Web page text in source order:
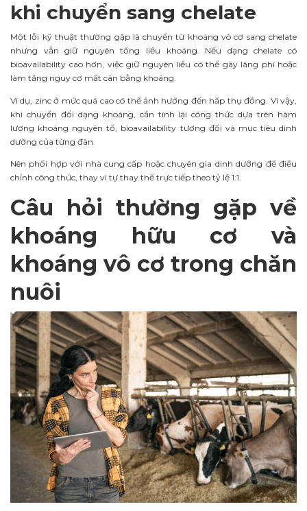
khi chuyển sang chelate
Một lỗi kỹ thuật thường gặp là chuyển từ khoáng vô cơ sang chelate
nhưng vẫn giữ nguyên tổng liều khoáng. Nếu dạng chelate có
bioavailability cao hơn, việc giữ nguyên liều có thể gây lãng phí hoặc
làm tăng nguy cơ mất cân bằng khoáng.
Ví dụ, zinc ở mức quá cao có thể ảnh hưởng đến hấp thụ đồng. Vì vậy,
khi chuyển đổi dạng khoáng, cần tính lại công thức dựa trên hàm
lượng khoáng nguyên tố, bioavailability tương đối và mục tiêu dinh
dưỡng của từng đàn.
Nên phối hợp với nhà cung cấp hoặc chuyên gia dinh dưỡng để điều
chỉnh công thức, thay vì tự thay thế trực tiếp theo tỷ lệ 1:1.
Câu hỏi thường gặp về
khoáng hữu cơ và
khoáng vô cơ trong chăn
nuôi